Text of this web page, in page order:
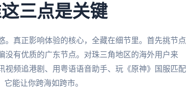
三点是关键
真正影响体验的核心，全藏在细节里。首先挑节点
有优质的广东节点。对珠三角地区的海外用户来
频追港剧、用粤语语音助手、玩《原神》国服匹配
它能让你跨海如跨市。